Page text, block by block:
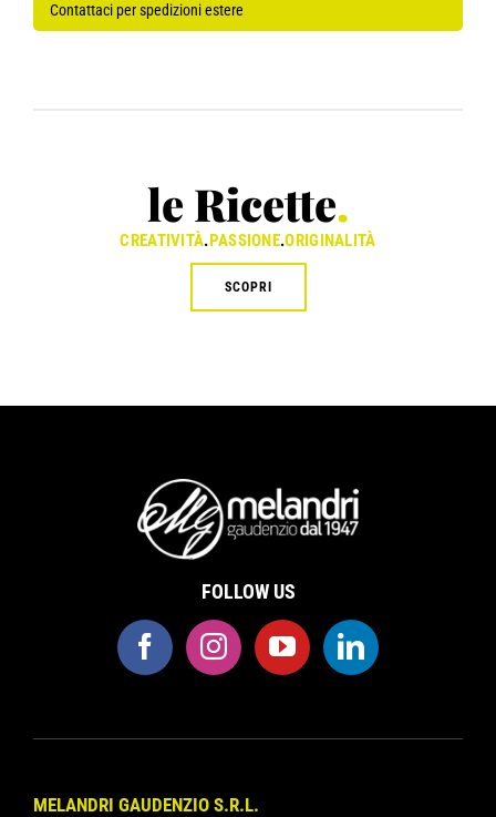
Contattaci per spedizioni estere
le Ricette.
CREATIVITÀ.PASSIONE.ORIGINALITÀ
SCOPRI
FOLLOW US
MELANDRI GAUDENZIO S.R.L.